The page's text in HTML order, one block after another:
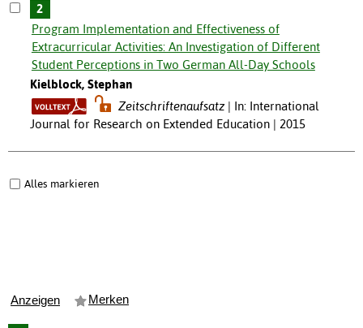
2
Program Implementation and Effectiveness of
Extracurricular Activities: An Investigation of Different
Student Perceptions in Two German All-Day Schools
Kielblock, Stephan
Zeitschriftenaufsatz
In: International
Journal for Research on Extended Education | 2015
Alles markieren
Anzeigen Merken